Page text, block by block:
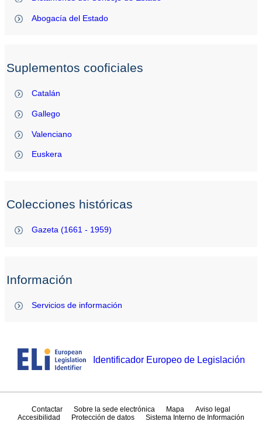
Abogacía del Estado
Suplementos cooficiales
Catalán
Gallego
Valenciano
Euskera
Colecciones históricas
Gazeta (1661 - 1959)
Información
Servicios de información
Identificador Europeo de Legislación
Contactar Sobre la sede electrónica Mapa
Aviso legal
Accesibilidad
Protección de datos Sistema Interno de Información